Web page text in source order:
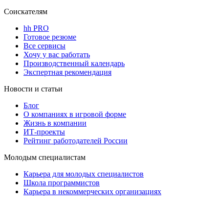
Соискателям
hh PRO
Готовое резюме
Все сервисы
Хочу у вас работать
Производственный календарь
Экспертная рекомендация
Новости и статьи
Блог
О компаниях в игровой форме
Жизнь в компании
ИТ-проекты
Рейтинг работодателей России
Молодым специалистам
Карьера для молодых специалистов
Школа программистов
Карьера в некоммерческих организациях